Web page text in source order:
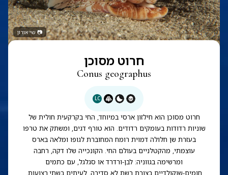
📷 שי אורון
חרוט מסוכן
Conus geographus
LC
חרוט מסוכן הוא חילזון ארסי במיוחד, החי בקרקעית חולית של
שוניות רדודות בעומקים רדודים. הוא טורף דגים, ומשתק את טרפו
בעזרת שן חלולה דמוית רומח המחוברת לגופו ומלאה בארס
עוצמתי, מהקטלניים בעולם החי. הקונכייה שלו דקה, רחבה
ומרשימה בגווניה: לבן-ורדרד או סגלגל, עם כתמים
חומים-שוקולדיים בצורת רשת לא סדירה, לעיתים בשתי רצועות.